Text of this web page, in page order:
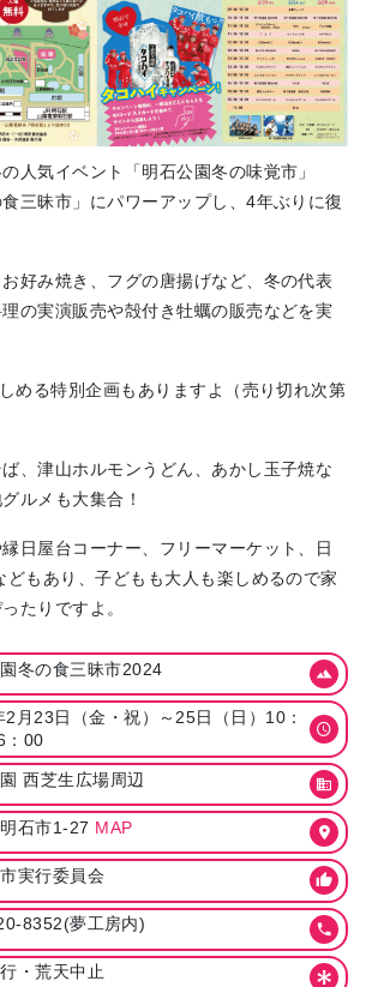
人気イベント「明石公園冬の味覚市」
三昧市」にパワーアップし、4年ぶりに復
好み焼き、フグの唐揚げなど、冬の代表
の実演販売や殻付き牡蠣の販売などを実
める特別企画もありますよ（売り切れ次第
、津山ホルモンうどん、あかし玉子焼な
ルメも大集合！
日屋台コーナー、フリーマーケット、日
どもあり、子どもも大人も楽しめるので家
たりですよ。
冬の食三昧市2024
2月23日（金・祝）～25日（日）10：
：00
西芝生広場周辺
石市1-27 MAP
実行委員会
8352(夢工房内)
・荒天中止